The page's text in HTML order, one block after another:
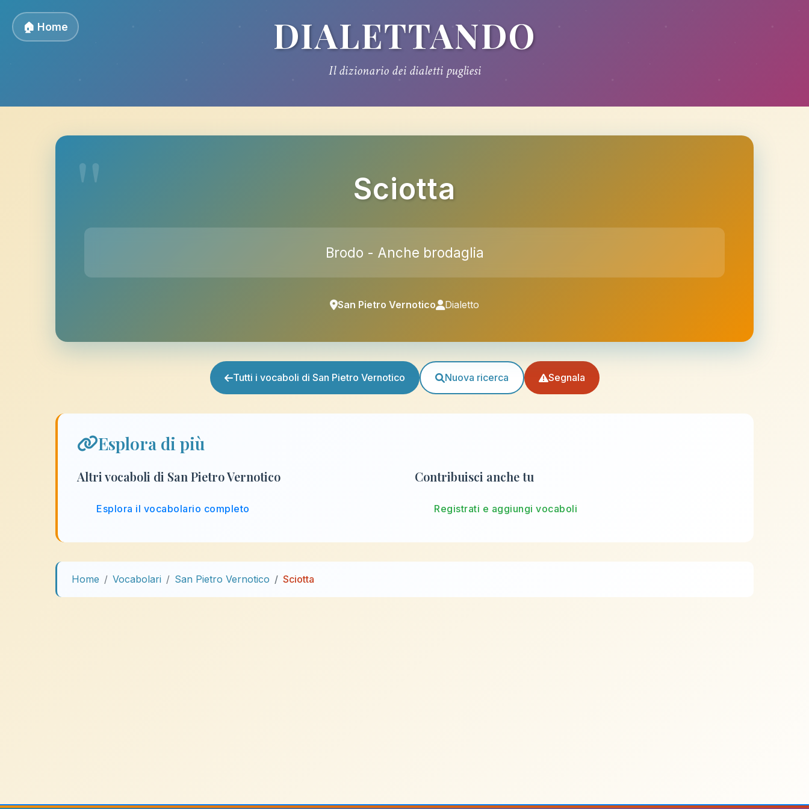
🏠 Home DIALETTANDO
Il dizionario dei dialetti pugliesi
Sciotta
Brodo - Anche brodaglia
San Pietro Vernotico Dialetto
Tutti i vocaboli di San Pietro Vernotico Nuova ricerca Segnala
Esplora di più
Altri vocaboli di San Pietro Vernotico
Esplora il vocabolario completo
Contribuisci anche tu
Registrati e aggiungi vocaboli
Home Vocabolari San Pietro Vernotico Sciotta